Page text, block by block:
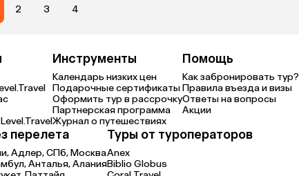
2 3 4
Инструменты
Календарь низких цен
Подарочные сертификаты
Оформить тур в рассрочку
Партнерская программа
Журнал о путешествиях
Помощь
Как забронировать тур?
Правила въезда и визы
Ответы на вопросы
Акции
перелета
Адлер,СПб,Москва
Анталья,Алания
Туры от туроператоров
Anex
Biblio Globus